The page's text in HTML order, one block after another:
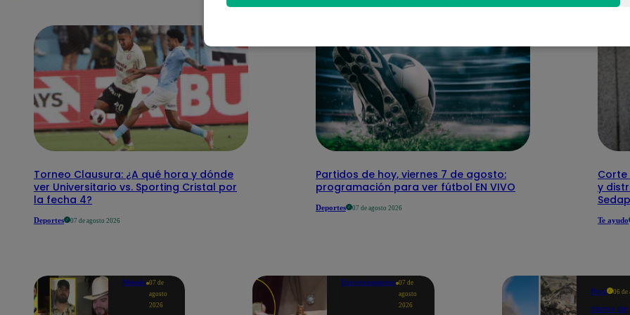
Torneo Clausura: ¿A qué hora y dónde
ver Universitario vs. Sporting Cristal por
la fecha 4?
Deportes 07 de agosto 2026
Partidos de hoy, viernes 7 de agosto:
programación para ver fútbol EN VIVO
Deportes 07 de agosto 2026
Corte
y
Te ayudo
Mundo 07 de
agosto
2026
Entretenimiento 07 de
agosto
2026
Perú 06 de
Sismo de